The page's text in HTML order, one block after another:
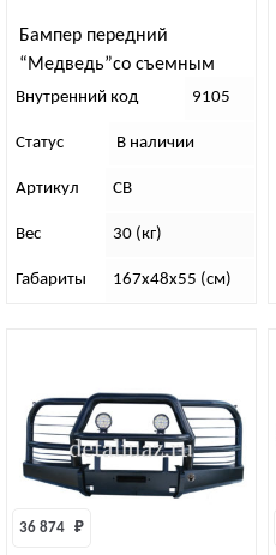
Бампер передний
“Медведь”со съемным
малым кенгурином, с
УАЗ 452
Внутренний код 9105
Статус В наличии
Артикул СВ
Вес 30 (кг)
Габариты 167х48х55 (см)
36 874 ₽